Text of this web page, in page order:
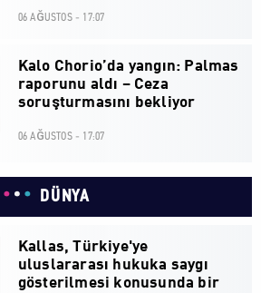
06 AĞUSTOS - 17:07
Kalo Chorio’da yangın: Palmas
raporunu aldı – Ceza
soruşturmasını bekliyor
06 AĞUSTOS - 17:07
DÜNYA
Kallas, Türkiye'ye
uluslararası hukuka saygı
gösterilmesi konusunda bir